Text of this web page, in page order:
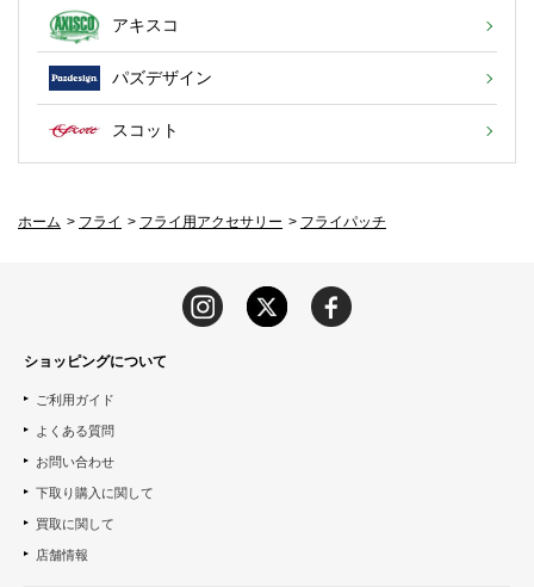
アキスコ
パズデザイン
スコット
ホーム > フライ > フライ用アクセサリー > フライパッチ
ショッピングについて
ご利用ガイド
よくある質問
お問い合わせ
下取り購入に関して
買取に関して
店舗情報